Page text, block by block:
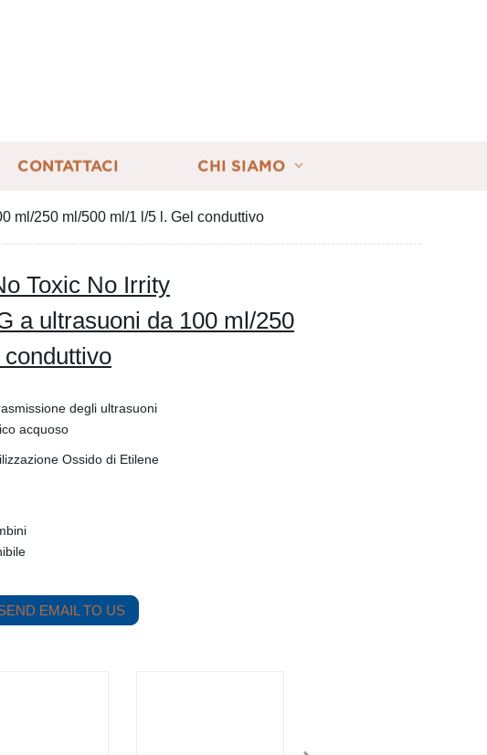
CONTATTACI CHI SIAMO
ml/250 ml/500 ml/1 l/5 l. Gel conduttivo
Toxic No Irrity
a ultrasuoni da 100 ml/250
degli ultrasuoni
acquoso
Ossido di Etilene
EMAIL TO US